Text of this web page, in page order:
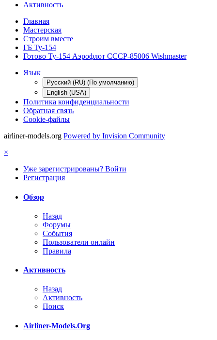
Активность
Главная
Мастерская
Строим вместе
ГБ Ту-154
Готово Ту-154 Аэрофлот СССР-85006 Wishmaster
Язык
Русский (RU) (По умолчанию)
English (USA)
Политика конфиденциальности
Обратная связь
Cookie-файлы
airliner-models.org Powered by Invision Community
×
Уже зарегистрированы? Войти
Регистрация
Обзор
Назад
Форумы
События
Пользователи онлайн
Правила
Активность
Назад
Активность
Поиск
Airliner-Models.Org